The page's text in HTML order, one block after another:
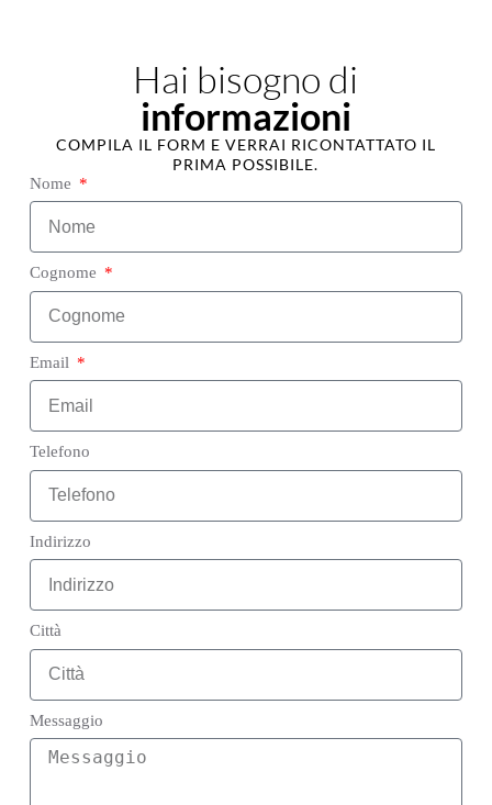
Hai bisogno di
informazioni
COMPILA IL FORM E VERRAI RICONTATTATO IL
PRIMA POSSIBILE.
Nome
Cognome
Email
Telefono
Indirizzo
Città
Messaggio